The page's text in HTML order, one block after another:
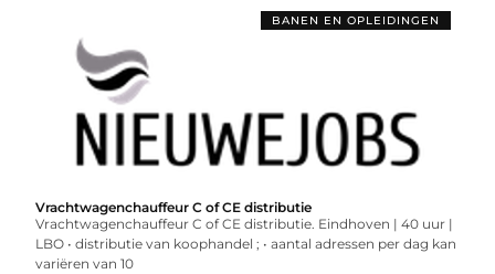
BANEN EN OPLEIDINGEN
Vrachtwagenchauffeur C of CE distributie
Vrachtwagenchauffeur C of CE distributie. Eindhoven | 40 uur |
LBO • distributie van koophandel ; • aantal adressen per dag kan
variëren van 10